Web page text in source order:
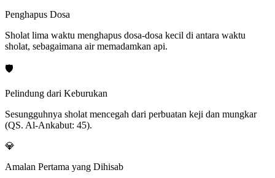
Penghapus Dosa
Sholat lima waktu menghapus dosa-dosa kecil di antara waktu
sholat, sebagaimana air memadamkan api.
🛡️
Pelindung dari Keburukan
Sesungguhnya sholat mencegah dari perbuatan keji dan mungkar
(QS. Al-Ankabut: 45).
💎
Amalan Pertama yang Dihisab